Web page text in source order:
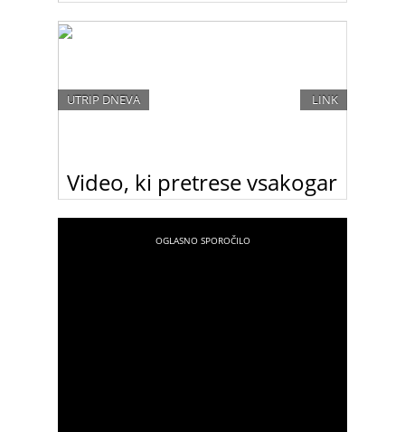
ženska, ki je sedla na premierski stolček britanske
vlade. S svojo politiko si je pridobila naziv “železna
Video, ki pretrese vsakogar
UTRIP DNEVA
fotografija na dan v najhujšem letu življenja”, ki
LINK